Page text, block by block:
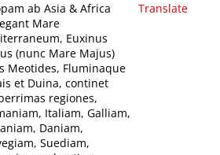
ab Asia & Africa
Mare
Euxinus
(nunc Mare Majus)
Meotides, Fluminaque
et Duina, continet
regiones,
Italiam, Galliam,
Daniam,
Suediam,
Translate